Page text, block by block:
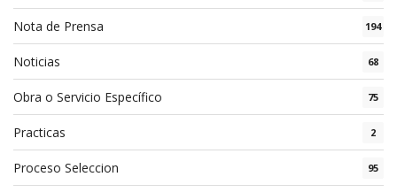
Nota de Prensa 194
Noticias 68
Obra o Servicio Específico 75
Practicas 2
Proceso Seleccion 95